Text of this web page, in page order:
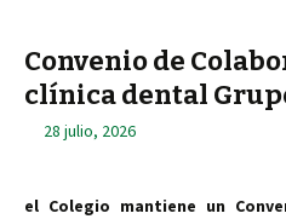
Convenio de
clínica dental
28 julio, 2026
el Colegio mantiene un